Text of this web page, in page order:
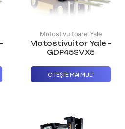
Motostivuitoare Yale
Motostivuitor Yale –
GDP45SVX5
CITEȘTE MAI MULT